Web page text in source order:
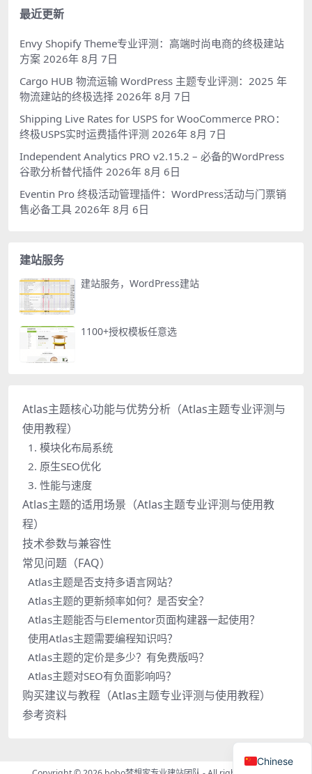
最近更新
Envy Shopify Theme专业评测：高端时尚电商的终极建站
方案 2026年 8月 7日
Cargo HUB 物流运输 WordPress 主题专业评测：2025 年
物流建站的终极选择 2026年 8月 7日
Shipping Live Rates for USPS for WooCommerce PRO：
终极USPS实时运费插件评测 2026年 8月 7日
Independent Analytics PRO v2.15.2 – 必备的WordPress
谷歌分析替代插件 2026年 8月 6日
Eventin Pro 终极活动管理插件：WordPress活动与门票销
售必备工具 2026年 8月 6日
建站服务
建站服务，WordPress建站
1100+授权模板任意选
Atlas主题核心功能与优势分析（Atlas主题专业评测与
使用教程）
1. 模块化布局系统
2. 原生SEO优化
3. 性能与速度
Atlas主题的适用场景（Atlas主题专业评测与使用教
程）
技术参数与兼容性
常见问题（FAQ）
Atlas主题是否支持多语言网站？
Atlas主题的更新频率如何？是否安全？
Atlas主题能否与Elementor页面构建器一起使用？
使用Atlas主题需要编程知识吗？
Atlas主题的定价是多少？有免费版吗？
Atlas主题对SEO有负面影响吗？
购买建议与教程（Atlas主题专业评测与使用教程）
参考资料
Chinese